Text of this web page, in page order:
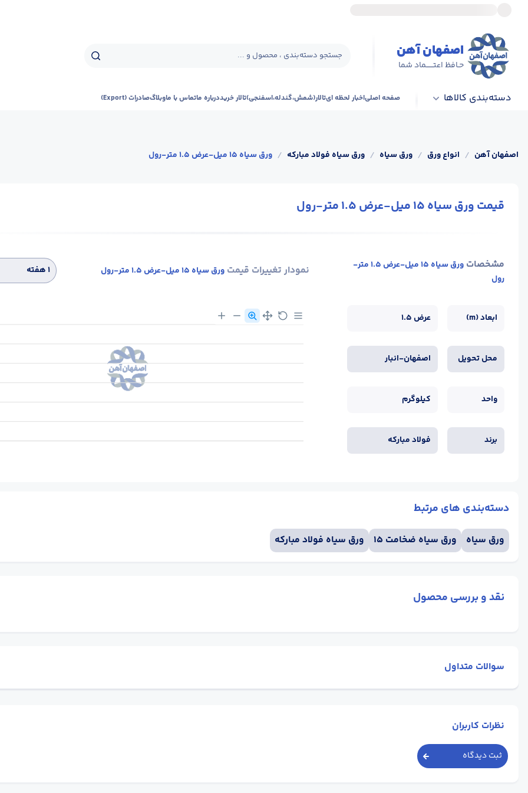
اصفهان آهن
حـافظ اعتــــــماد شما
جستجو دسته‌بندی ، محصول و ...
دسته‌بندی کالاها صفحه اصلیاخبار لحظه ایتالار(شمش،گندله،اسفنجی)تالار خریددرباره ماتماس با ماوبلاگصادرات (Export)
اصفهان آهن / انواع ورق / ورق سیاه / ورق سیاه فولاد مبارکه / ورق سیاه 15 میل-عرض 1.5 متر-رول
قیمت ورق سیاه 15 میل-عرض 1.5 متر-رول
مشخصات
ورق سیاه 15 میل-عرض 1.5 متر-
رول
ابعاد (m) عرض 1.5
محل تحویل اصفهان-انبار
واحد کیلوگرم
برند فولاد مبارکه
نمودار تغییرات قیمت ورق سیاه 15 میل-عرض 1.5 متر-رول ۱ هفته
دسته‌بندی های مرتبط
ورق سیاه ورق سیاه ضخامت 15 ورق سیاه فولاد مبارکه
نقد و بررسی محصول
سوالات متداول
نظرات کاربران
ثبت دیدگاه